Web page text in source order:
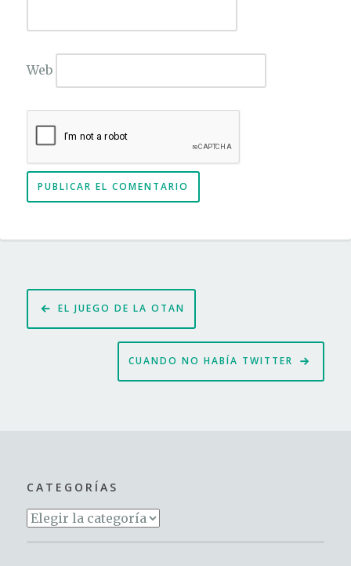
Web
Navegación
de
EL JUEGO DE LA OTAN
CUANDO NO HABÍA TWITTER
CATEGORÍAS
Categorías